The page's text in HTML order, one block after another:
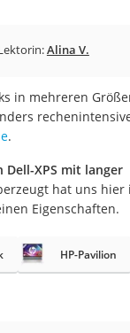
Alina V.
in mehreren
.
XPS mit langer
hat uns hier
Eigenschaften.
HP-Pavilion